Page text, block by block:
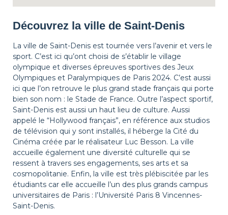
Découvrez la ville de Saint-Denis
La ville de Saint-Denis est tournée vers l’avenir et vers le
sport. C’est ici qu’ont choisi de s’établir le village
olympique et diverses épreuves sportives des Jeux
Olympiques et Paralympiques de Paris 2024. C’est aussi
ici que l’on retrouve le plus grand stade français qui porte
bien son nom : le Stade de France. Outre l’aspect sportif,
Saint-Denis est aussi un haut lieu de culture. Aussi
appelé le “Hollywood français”, en référence aux studios
de télévision qui y sont installés, il héberge la Cité du
Cinéma créée par le réalisateur Luc Besson. La ville
accueille également une diversité culturelle qui se
ressent à travers ses engagements, ses arts et sa
cosmopolitanie. Enfin, la ville est très plébiscitée par les
étudiants car elle accueille l’un des plus grands campus
universitaires de Paris : l’Université Paris 8 Vincennes-
Saint-Denis.